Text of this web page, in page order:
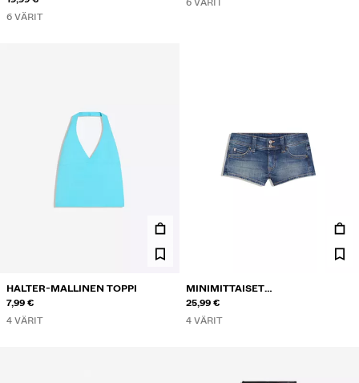
6 VÄRIT
HALTER-MALLINEN TOPPI
7,99 €
4 VÄRIT
MINIMITTAISET
FARKKUSHORTSIT
25,99 €
4 VÄRIT